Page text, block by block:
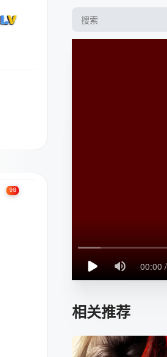
96
相关推荐